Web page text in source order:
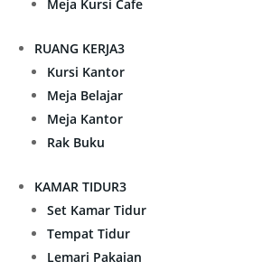
Meja Kursi Cafe
RUANG KERJA3
Kursi Kantor
Meja Belajar
Meja Kantor
Rak Buku
KAMAR TIDUR3
Set Kamar Tidur
Tempat Tidur
Lemari Pakaian